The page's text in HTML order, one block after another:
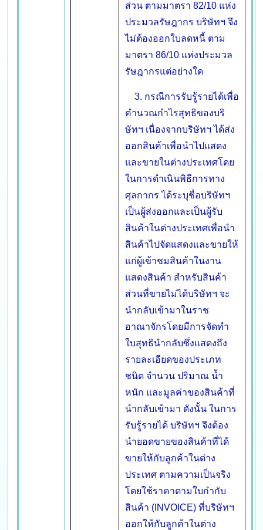
ส่วน ตามมาตรา 82/10 แห่ง
ประมวลรัษฎากร บริษัทฯ จึง
ไม่ต้องออกใบลดหนี้ ตาม
มาตรา 86/10 แห่งประมวล
รัษฎากรแต่อย่างใด
3. กรณีการรับรู้รายได้เพื่อ
คำนวณกำไรสุทธิของบริ
ษัทฯ เนื่องจากบริษัทฯ ได้ส่ง
ออกสินค้าเพื่อนำไปแสดง
และขายในต่างประเทศโดย
ในการดำเนินพิธีการทาง
ศุลกากร ได้ระบุชื่อบริษัทฯ
เป็นผู้ส่งออกและเป็นผู้รับ
สินค้าในต่างประเทศเพื่อนำ
สินค้าไปจัดแสดงและขายให้
แก่ผู้เข้าชมสินค้าในงาน
แสดงสินค้า สำหรับสินค้า
ส่วนที่ขายไม่ได้บริษัทฯ จะ
นำกลับเข้ามาในราช
อาณาจักรโดยมีการจัดทำ
ใบสุทธินำกลับซึ่งแสดงถึง
รายละเอียดของประเภท
ชนิด จำนวน ปริมาณ น้ำ
หนัก และมูลค่าของสินค้าที่
นำกลับเข้ามา ดังนั้น ในการ
รับรู้รายได้ บริษัทฯ จึงต้อง
นำยอดขายของสินค้าที่ได้
ขายให้กับลูกค้าในต่าง
ประเทศ ตามความเป็นจริง
โดยใช้ราคาตามใบกำกับ
สินค้า (INVOICE) ที่บริษัทฯ
ออกให้กับลูกค้าในต่าง